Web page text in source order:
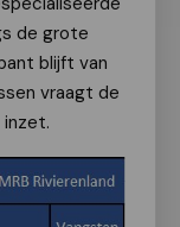
de grote
blijft van
vraagt de